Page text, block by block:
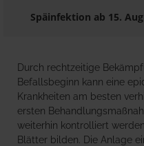
Späinfektion ab 15.
Durch rechtzeitige
Befallsbeginn kann eine
Krankheiten am besten
ersten
weiterhin kontrolliert
Blätter bilden. Die Anlage